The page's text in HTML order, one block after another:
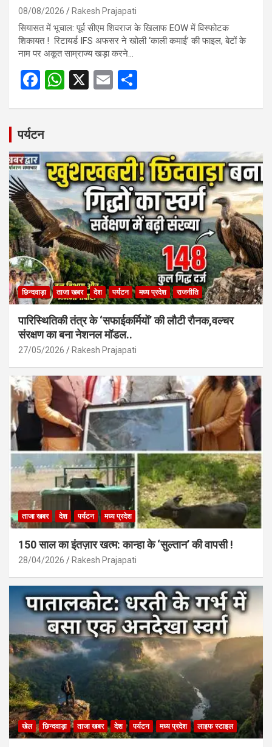
08/08/2026 Rakesh Prajapati
सियासत में भूचाल: पूर्व सीएम शिवराज के खिलाफ EOW में विस्फोटक
शिकायत ! रिटायर्ड IFS अफसर ने खोली ‘काली कमाई’ की फाइल, बेटों के
नाम पर अकूत साम्राज्य खड़ा करने…
F
b
o
o
k
W
A
p
p
X
E
पर्यटन
छिन्दवाड़ा ताजा खबर देश पर्यटन मध्य प्रदेश राजनीति
पारिस्थितिकी तंत्र के ‘सफाईकर्मियों’ की लौटी रौनक,वल्चर
संरक्षण का बना नेशनल मॉडल..
27/05/2026 Rakesh Prajapati
ताजा खबर देश पर्यटन मध्य प्रदेश
150 साल का इंतज़ार खत्म: कान्हा के ‘सुल्तान’ की वापसी !
28/04/2026 Rakesh Prajapati
खेल छिन्दवाड़ा ताजा खबर देश पर्यटन मध्य प्रदेश लाइफ स्टाइल